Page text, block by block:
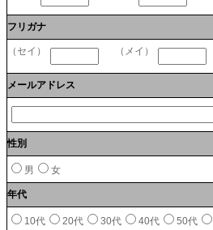
フリガナ
（セイ） （メイ）
メールアドレス
性別
男 女
年代
10代 20代 30代 40代 50代